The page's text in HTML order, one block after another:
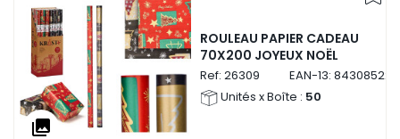
collections
ROULEAU PAPIER CADEAU
70X200 JOYEUX NOËL
Ref: 26309 EAN-13:
Unités x Boîte : 50